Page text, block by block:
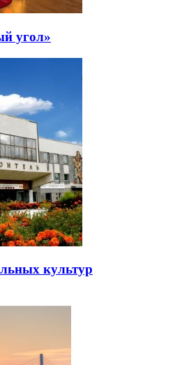
угол»
культур